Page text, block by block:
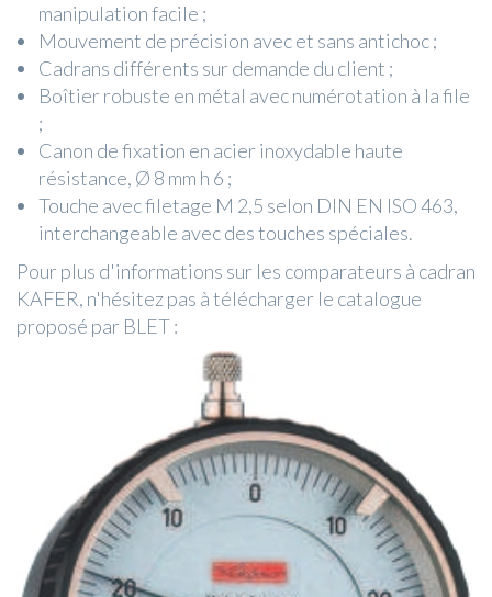
manipulation facile ;
Mouvement de précision avec et sans antichoc ;
Cadrans différents sur demande du client ;
Boîtier robuste en métal avec numérotation à la file
;
Canon de fixation en acier inoxydable haute
résistance, Ø 8 mm h 6 ;
Touche avec filetage M 2,5 selon DIN EN ISO 463,
interchangeable avec des touches spéciales.
Pour plus d'informations sur les comparateurs à cadran
KAFER, n'hésitez pas à télécharger le catalogue
proposé par BLET :